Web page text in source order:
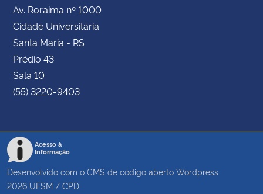
Av. Roraima nº 1000
Cidade Universitária
Santa Maria - RS
Prédio 43
Sala 10
(55) 3220-9403
Acesso à
Informação
Desenvolvido com o CMS de código aberto Wordpress
2026 UFSM / CPD